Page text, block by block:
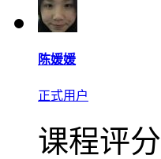
陈媛媛
正式用户
课程评分